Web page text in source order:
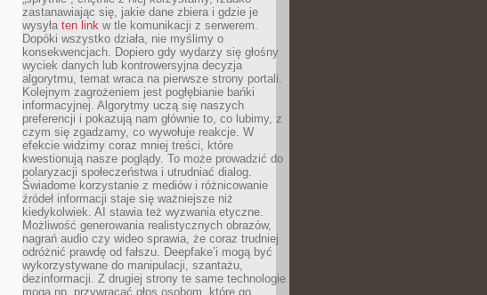
zastanawiając się, jakie dane zbiera i gdzie je
wysyła ten link w tle komunikacji z serwerem.
Dopóki wszystko działa, nie myślimy o
konsekwencjach. Dopiero gdy wydarzy się głośny
wyciek danych lub kontrowersyjna decyzja
algorytmu, temat wraca na pierwsze strony portali.
Kolejnym zagrożeniem jest pogłębianie bańki
informacyjnej. Algorytmy uczą się naszych
preferencji i pokazują nam głównie to, co lubimy, z
czym się zgadzamy, co wywołuje reakcje. W
efekcie widzimy coraz mniej treści, które
kwestionują nasze poglądy. To może prowadzić do
polaryzacji społeczeństwa i utrudniać dialog.
Świadome korzystanie z mediów i różnicowanie
źródeł informacji staje się ważniejsze niż
kiedykolwiek. AI stawia też wyzwania etyczne.
Możliwość generowania realistycznych obrazów,
nagrań audio czy wideo sprawia, że coraz trudniej
odróżnić prawdę od fałszu. Deepfake’i mogą być
wykorzystywane do manipulacji, szantażu,
dezinformacji. Z drugiej strony te same technologie
mogą np. przywracać głos osobom, które go